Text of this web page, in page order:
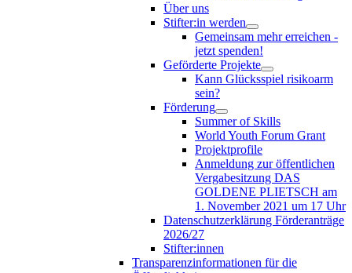
Über uns
Stifter:in werden
Gemeinsam mehr erreichen -
jetzt spenden!
Geförderte Projekte
Kann Glücksspiel risikoarm
sein?
Förderung
Summer of Skills
World Youth Forum Grant
Projektprofile
Anmeldung zur öffentlichen
Vergabesitzung DAS
GOLDENE PLIETSCH am
1. November 2021 um 17 Uhr
Datenschutzerklärung Förderanträge
2026/27
Stifter:innen
Transparenzinformationen für die